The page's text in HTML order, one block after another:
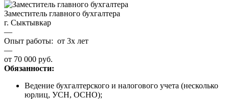
Заместитель главного бухгалтера
г. Сыктывкар
—
Опыт работы: от 3х лет
—
от 70 000 руб.
Обязанности:
Ведение бухгалтерского и налогового учета (несколько
юрлиц, УСН, ОСНО);